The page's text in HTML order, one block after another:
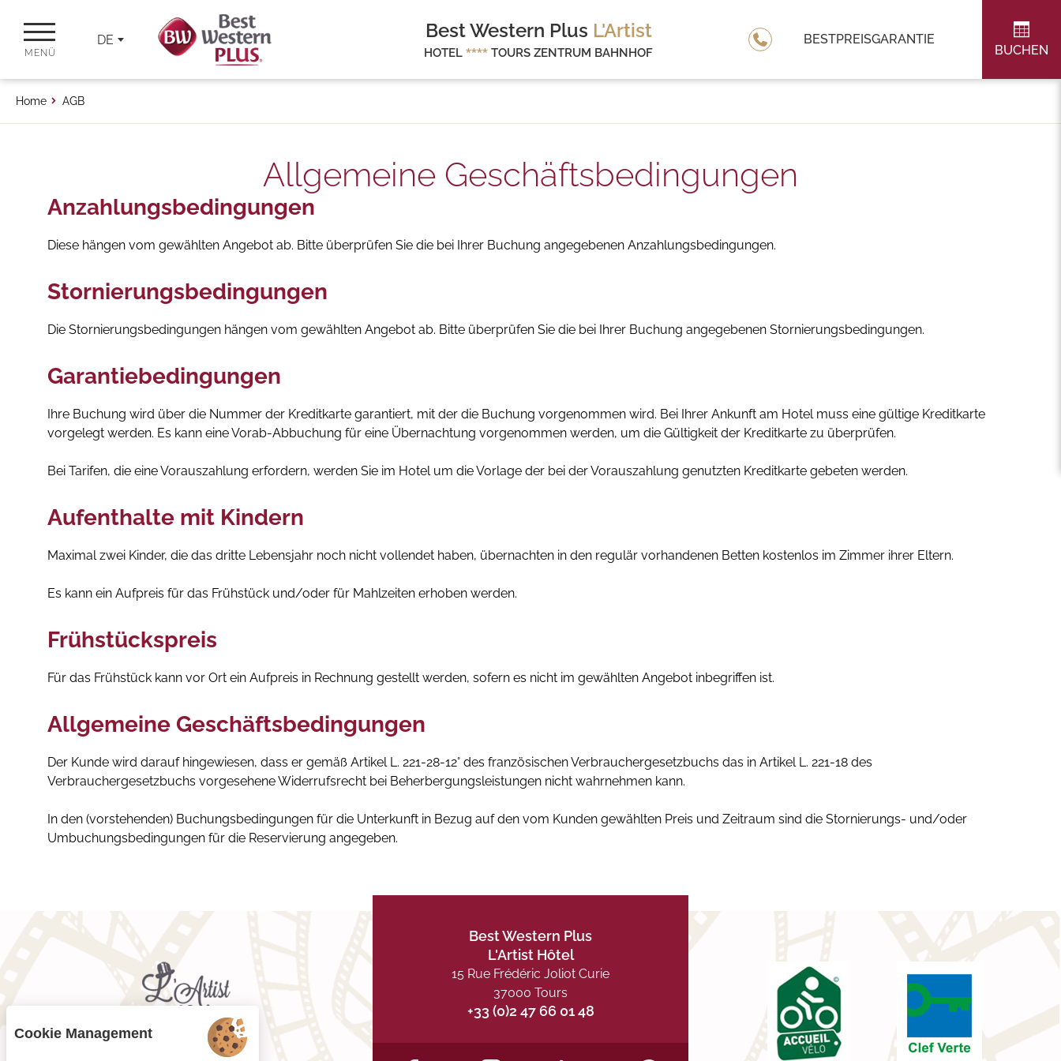
MENÜ
DE Best Western Plus L'Artist
HOTEL **** TOURS ZENTRUM BAHNHOF
BESTPREISGARANTIE
BUCHEN
Home AGB
Allgemeine Geschäftsbedingungen
Anzahlungsbedingungen
Diese hängen vom gewählten Angebot ab. Bitte überprüfen Sie die bei Ihrer Buchung angegebenen Anzahlungsbedingungen.
Stornierungsbedingungen
Die Stornierungsbedingungen hängen vom gewählten Angebot ab. Bitte überprüfen Sie die bei Ihrer Buchung angegebenen Stornierungsbedingungen.
Garantiebedingungen
Ihre Buchung wird über die Nummer der Kreditkarte garantiert, mit der die Buchung vorgenommen wird. Bei Ihrer Ankunft am Hotel muss eine gültige Kreditkarte
vorgelegt werden. Es kann eine Vorab-Abbuchung für eine Übernachtung vorgenommen werden, um die Gültigkeit der Kreditkarte zu überprüfen.
Bei Tarifen, die eine Vorauszahlung erfordern, werden Sie im Hotel um die Vorlage der bei der Vorauszahlung genutzten Kreditkarte gebeten werden.
Aufenthalte mit Kindern
Maximal zwei Kinder, die das dritte Lebensjahr noch nicht vollendet haben, übernachten in den regulär vorhandenen Betten kostenlos im Zimmer ihrer Eltern.
Es kann ein Aufpreis für das Frühstück und/oder für Mahlzeiten erhoben werden.
Frühstückspreis
Für das Frühstück kann vor Ort ein Aufpreis in Rechnung gestellt werden, sofern es nicht im gewählten Angebot inbegriffen ist.
Allgemeine Geschäftsbedingungen
Der Kunde wird darauf hingewiesen, dass er gemäß Artikel L. 221-28-12° des französischen Verbrauchergesetzbuchs das in Artikel L. 221-18 des
Verbrauchergesetzbuchs vorgesehene Widerrufsrecht bei Beherbergungsleistungen nicht wahrnehmen kann.
In den (vorstehenden) Buchungsbedingungen für die Unterkunft in Bezug auf den vom Kunden gewählten Preis und Zeitraum sind die Stornierungs- und/oder
Umbuchungsbedingungen für die Reservierung angegeben.
Best Western Plus
L'Artist Hôtel
15 Rue Frédéric Joliot Curie
37000 Tours
+33 (0)2 47 66 01 48
Cookie Management